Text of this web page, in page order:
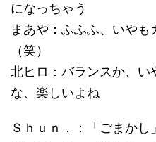
になっちゃう
まあや：ふふふ、いや
（笑）
北ヒロ：バランスか、
な、楽しいよね
Ｓｈｕｎ．：「ごまかし